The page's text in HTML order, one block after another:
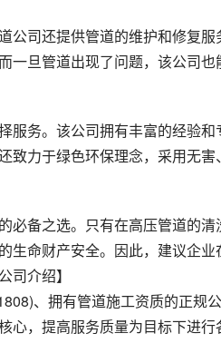
公司还提供管道的维护和修复
旦管道出现了问题，该公司也
服务。该公司拥有丰富的经验
致力于绿色环保理念，采用无
必备之选。只有在高压管道的
生命财产安全。因此，建议企
司介绍】
、拥有管道施工资质的正规
，提高服务质量为目标下进行